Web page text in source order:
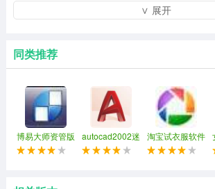
智百盛汽修汽配功能介绍
1、汽修管理：
汽修管理整合了百盛汽修汽配管理系统
所有业务，并与整车销售的客户数据、
险业务数据融合，实现数据共享。
前台接车管理：预约登记、接车单车况
∨ 展开
同类推荐
博易大师资管版
autocad2002迷
你版
淘宝试衣服软件